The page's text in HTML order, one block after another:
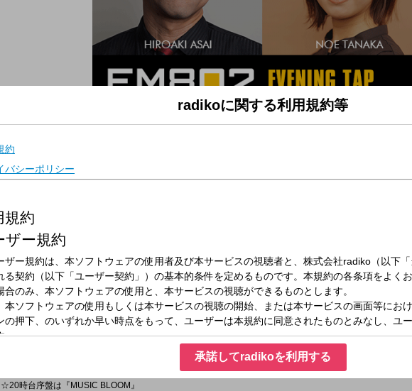
番組名
EVENING TAP(19時台)
＊田中乃絵のEVENING TAP Wednesday＊
☆18時台後半
【asmi】新曲初オンエア!!
☆19時台冒頭は…
【 今日のハピメシ 】☆彡
＊本日も頑張ったアナタへ。
ハッピーメニューの提案、豆知識を紹介するヨ＊♪
☆20時台序盤は『MUSIC BLOOM』
radikoに関する利用規約等
承諾してradikoを利用する